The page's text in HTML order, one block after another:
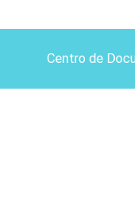
Centro de